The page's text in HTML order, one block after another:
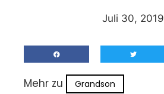
Juli 30, 2019
Mehr zu Grandson